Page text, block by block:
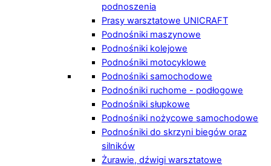
podnoszenia
Prasy warsztatowe UNICRAFT
Podnośniki maszynowe
Podnośniki kolejowe
Podnośniki motocyklowe
Podnośniki samochodowe
Podnośniki ruchome - podłogowe
Podnośniki słupkowe
Podnośniki nożycowe samochodowe
Podnośniki do skrzyni biegów oraz
silników
Żurawie, dźwigi warsztatowe